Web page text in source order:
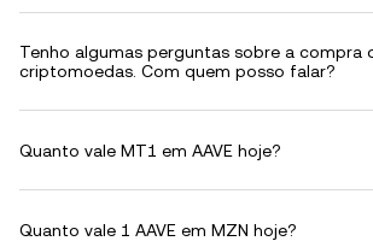
Tenho algumas perguntas sobre a compra
criptomoedas. Com quem posso falar?
Quanto vale MT1 em AAVE hoje?
Quanto vale 1 AAVE em MZN hoje?